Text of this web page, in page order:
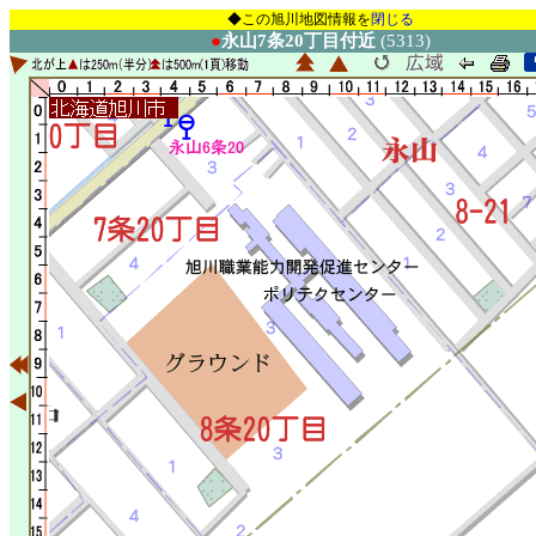
◆この旭川地図情報を閉じる
●永山7条20丁目付近 (5313)